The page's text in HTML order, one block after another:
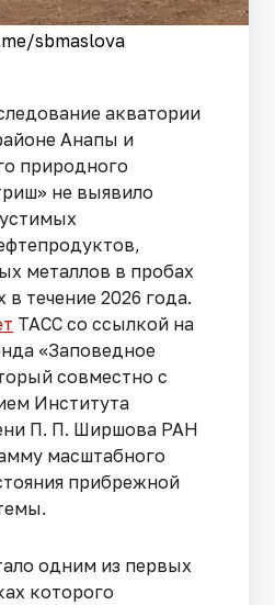
sbmaslova
акватории
Анапы и
природного
не выявило
металлов в пробах
течение 2026 года.
ТАСС со ссылкой на
«Заповедное
совместно с
Института
П. П. Ширшова РАН
масштабного
прибрежной
одним из первых
которого